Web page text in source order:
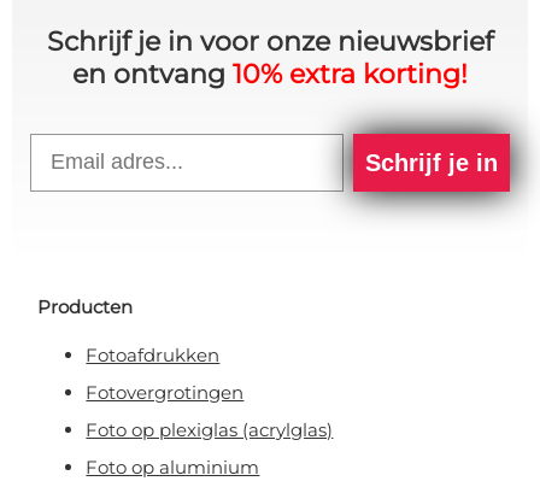
Schrijf je in voor onze nieuwsbrief
en ontvang 10% extra korting!
Schrijf je in
Producten
Fotoafdrukken
Fotovergrotingen
Foto op plexiglas (acrylglas)
Foto op aluminium